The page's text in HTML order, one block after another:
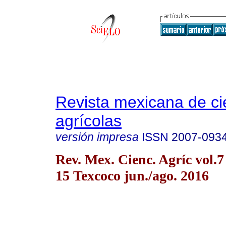
Revista mexicana de
agrícolas
versión impresa ISSN 2007-
Rev. Mex. Cienc. Agríc vol.7
15 Texcoco jun./ago. 2016